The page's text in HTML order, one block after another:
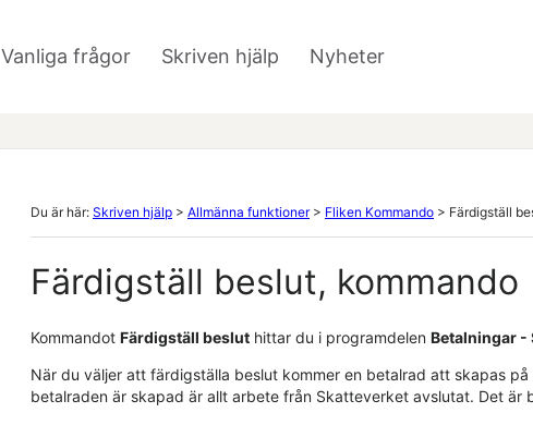
Vanliga frågor Skriven hjälp Nyheter
Du är här: Skriven hjälp > Allmänna funktioner> Fliken Kommando > Färdigställ
Färdigställ beslut, kommando
Kommandot Färdigställ beslut hittar du i programdelen Betalningar -
När du väljer att färdigställa beslut kommer en betalrad att skapas
betalraden är skapad är allt arbete från Skatteverket avslutat. Det är